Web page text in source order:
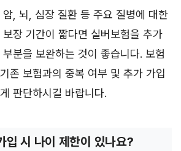
, 뇌, 심장 질환 등 주요 질병에 대한
장 기간이 짧다면 실버보험을 추가
분을 보완하는 것이 좋습니다. 보험
존 보험과의 중복 여부 및 추가 가입
판단하시길 바랍니다.
입 시 나이 제한이 있나요?